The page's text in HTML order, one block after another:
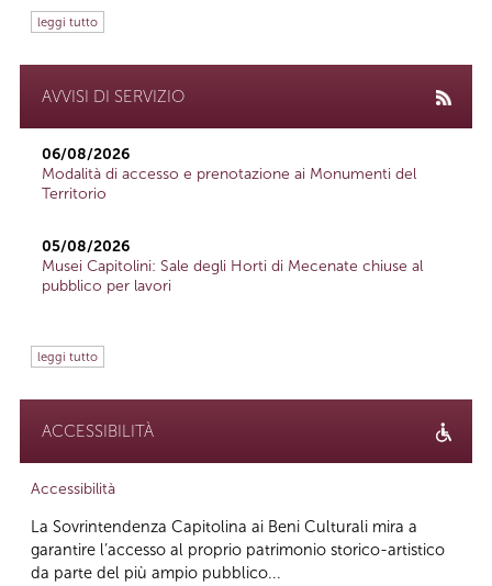
leggi tutto
AVVISI DI SERVIZIO
06/08/2026
Modalità di accesso e prenotazione ai Monumenti del
Territorio
05/08/2026
Musei Capitolini: Sale degli Horti di Mecenate chiuse al
pubblico per lavori
leggi tutto
ACCESSIBILITÀ
Accessibilità
La Sovrintendenza Capitolina ai Beni Culturali mira a
garantire l’accesso al proprio patrimonio storico-artistico
da parte del più ampio pubblico...